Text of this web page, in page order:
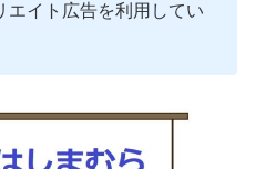
イト広告を利用してい